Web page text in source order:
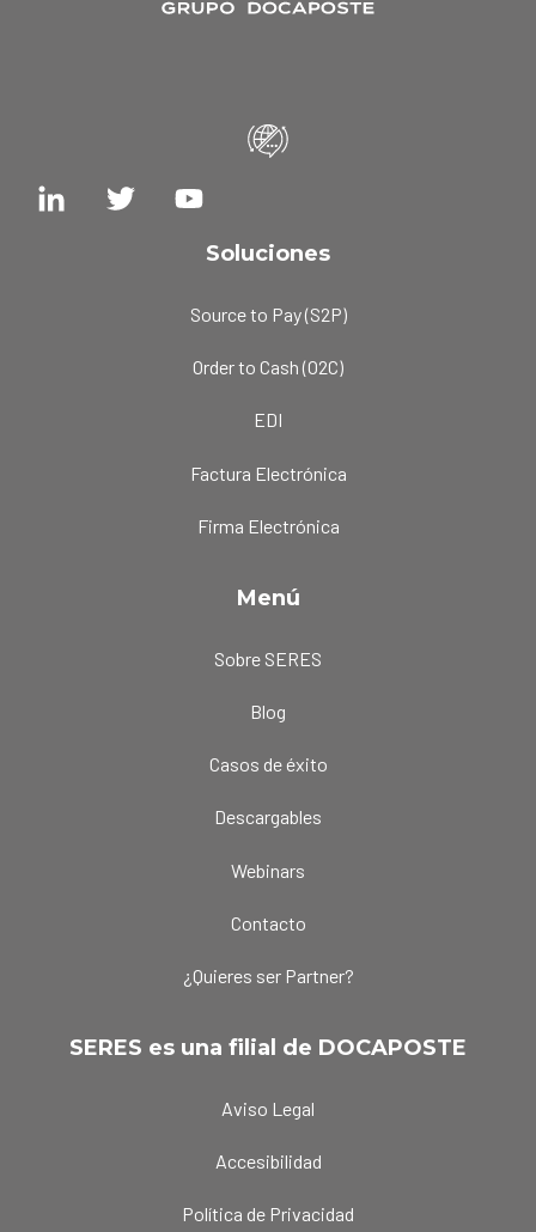
Soluciones
Source to Pay (S2P)
Order to Cash (O2C)
EDI
Factura Electrónica
Firma Electrónica
Menú
Sobre SERES
Blog
Casos de éxito
Descargables
Webinars
Contacto
¿Quieres ser Partner?
SERES es una filial de DOCAPOSTE
Aviso Legal
Accesibilidad
Política de Privacidad